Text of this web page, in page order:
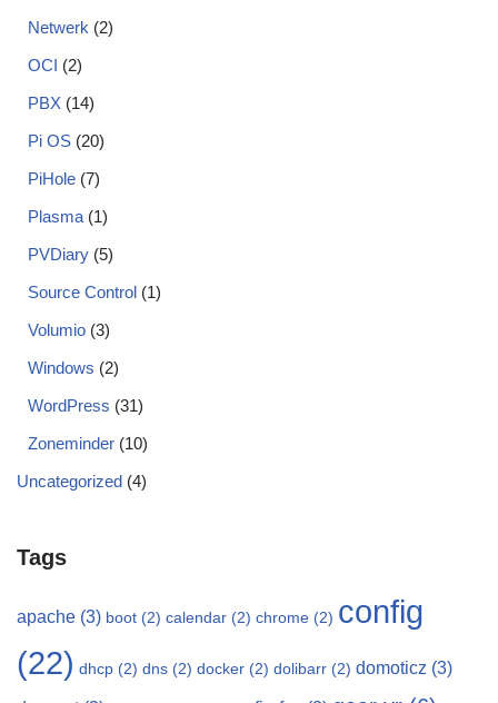
Netwerk (2)
OCI (2)
PBX (14)
Pi OS (20)
PiHole (7)
Plasma (1)
PVDiary (5)
Source Control (1)
Volumio (3)
Windows (2)
WordPress (31)
Zoneminder (10)
Uncategorized (4)
Tags
apache (3) boot (2) calendar (2) chrome (2) config
(22) dhcp (2) dns (2) docker (2) dolibarr (2) domoticz (3)